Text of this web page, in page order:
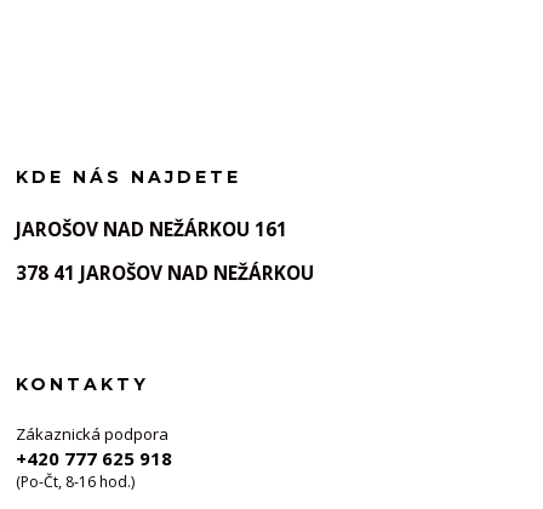
KDE NÁS NAJDETE
JAROŠOV NAD NEŽÁRKOU 161
378 41 JAROŠOV NAD NEŽÁRKOU
KONTAKTY
Zákaznická podpora
+420 777 625 918
(Po-Čt, 8-16 hod.)